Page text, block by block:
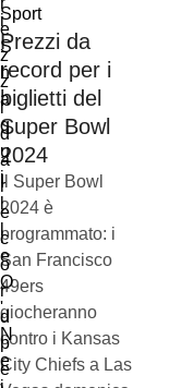
Sport
Prezzi da
record per i
biglietti del
Super Bowl
2024
Il Super Bowl
2024 è
programmato: i
San Francisco
49ers
giocheranno
contro i Kansas
City Chiefs a Las